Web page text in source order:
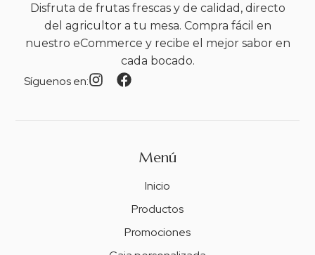
Disfruta de frutas frescas y de calidad, directo
del agricultor a tu mesa. Compra fácil en
nuestro eCommerce y recibe el mejor sabor en
cada bocado.
Síguenos en:
Menú
Inicio
Productos
Promociones